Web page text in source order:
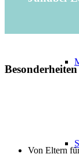
Besonderheiten
Von Eltern